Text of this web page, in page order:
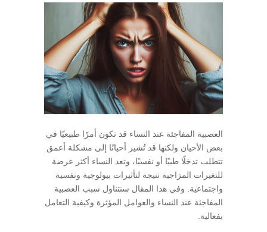
العصبية المفاجئة عند النساء قد تكون أمرًا طبيعيًا في
بعض الأحيان ولكنها قد تُشير أحيانًا إلى مشكلة أعمق
تتطلب تدخلًا طبيًا أو نفسيًا، وتعد النساء أكثر عرضة
للتغيرات المزاجية نتيجة لتأثيرات بيولوجية ونفسية
واجتماعية. وفي هذا المقال سنتناول سبب العصبية
المفاجئة عند النساء والعوامل المؤثرة وكيفية التعامل
بفعالية.